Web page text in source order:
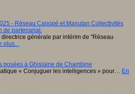
- Réseau Canopé et Manutan Collectivités
de partenariat.
générale par intérim de "Réseau
plus...
posées à Ghislaine de Chambine
« Conjuguer les intelligences » pour… En